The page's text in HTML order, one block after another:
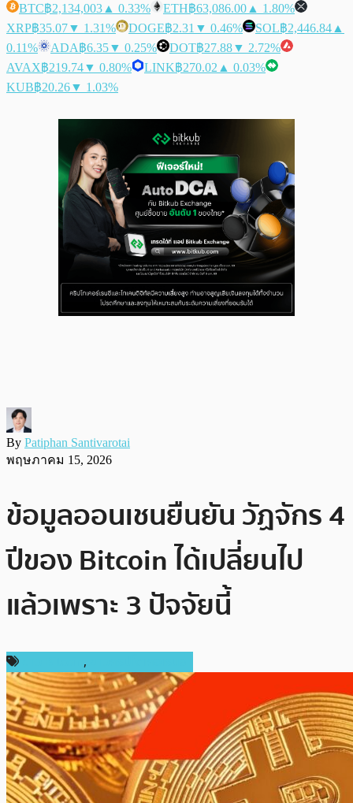
BTC฿2,134,003 ▲ 0.33% ETH฿63,086.00 ▲ 1.80%
XRP฿35.07▼ 1.31% DOGE฿2.31 ▼ 0.46% SOL฿2,446.84 ▲
0.11%
ADA฿6.35▼ 0.25% DOT฿27.88▼ 2.72%
AVAX฿219.74▼ 0.80% LINK฿270.02 ▲ 0.03%
KUB฿20.26▼ 1.03%
By Patiphan Santivarotai
พฤษภาคม 15, 2026
ข้อมูลออนเชนยืนยัน วัฏจักร 4
ปีของ Bitcoin ได้เปลี่ยนไป
แล้วเพราะ 3 ปัจจัยนี้
,